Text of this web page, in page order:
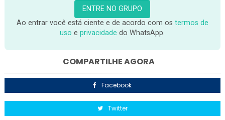
ENTRE NO GRUPO
Ao entrar você está ciente e de acordo com os termos de
uso eprivacidade do WhatsApp.
COMPARTILHE AGORA
Facebook
Twitter